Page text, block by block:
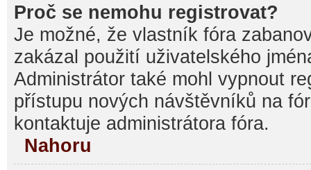
Proč se nemohu registrovat?
Je možné, že vlastník fóra
zakázal použití uživatelského
Administrátor také mohl vypnout
přístupu nových návštěvníků na
kontaktuje administrátora fóra.
Nahoru